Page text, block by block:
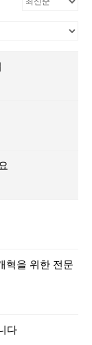
혁을 위한 전문
다